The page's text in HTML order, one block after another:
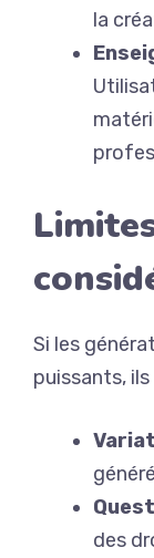
la
Si les
puissants,
des